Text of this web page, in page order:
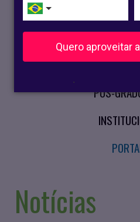
Quero aproveitar
.
CURSOS
PÓS-
Notícias